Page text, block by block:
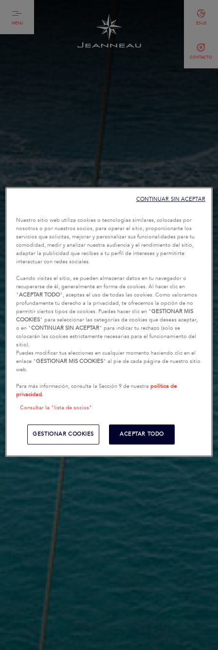
MENU
CONTACTO
ES-US
Nuestro sitio web utiliza cookies o tecnologías similares, colocadas por
nosotros o por nuestros socios, para operar el sitio, proporcionarte los
servicios que solicitas, mejorar y personalizar sus funcionalidades para tu
comodidad, medir y analizar nuestra audiencia y el rendimiento del sitio,
adaptar la publicidad que recibes a tu perfil de intereses y permitirte
interactuar con redes sociales.
Cuando visitas el sitio, se pueden almacenar datos en tu navegador o
recuperarse de él, generalmente en forma de cookies. Al hacer clic en
"ACEPTAR TODO", aceptas el uso de todas las cookies. Como valoramos
profundamente tu derecho a la privacidad, te ofrecemos la opción de no
permitir ciertos tipos de cookies. Puedes hacer clic en "GESTIONAR MIS
COOKIES" para seleccionar las categorías de cookies que deseas aceptar,
o en "CONTINUAR SIN ACEPTAR" para indicar tu rechazo (solo se
colocarán las cookies estrictamente necesarias para el funcionamiento del
sitio).
Puedes modificar tus elecciones en cualquier momento haciendo clic en el
enlace "GESTIONAR MIS COOKIES" al pie de cada página de nuestro sitio
web.
Para más información, consulta la Sección 9 de nuestrapolítica de
privacidad.
Consultar la "lista de socios"
GESTIONAR COOKIES ACEPTAR TODO
CONTINUAR SIN ACEPTAR